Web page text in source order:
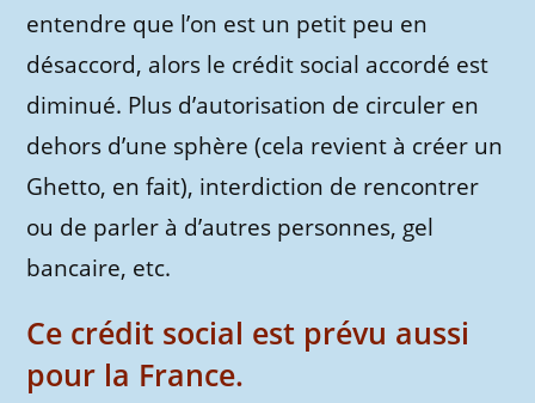
entendre que l’on est un petit peu en
désaccord, alors le crédit social accordé est
diminué. Plus d’autorisation de circuler en
dehors d’une sphère (cela revient à créer un
Ghetto, en fait), interdiction de rencontrer
ou de parler à d’autres personnes, gel
bancaire, etc.
Ce crédit social est prévu aussi
pour la France.